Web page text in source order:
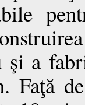
şi a
Faţă